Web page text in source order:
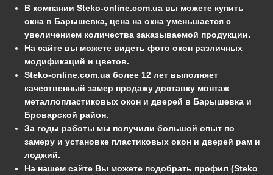
В компании Steko-online.com.ua вы можете купить
окна в Барышевка, цена на окна уменьшается с
увеличением количества заказываемой продукции.
На сайте вы можете видеть фото окон различных
модификаций и цветов.
Steko-online.com.ua более 12 лет выполняет
качественный замер продажу доставку монтаж
металлопластиковых окон и дверей в Барышевка и
Броварской район.
За годы работы мы получили большой опыт по
замеру и установке пластиковых окон и дверей рам и
лоджий.
На нашем сайте Вы можете подобрать профил (Steko